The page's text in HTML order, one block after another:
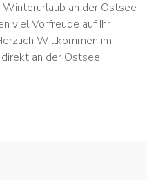
Winterurlaub an der Ostsee
viel Vorfreude auf Ihr
Willkommen im
an der Ostsee!